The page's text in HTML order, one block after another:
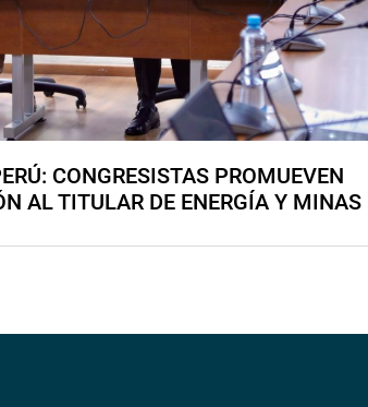
CONGRESISTAS PROMUEVEN
AL TITULAR DE ENERGÍA Y MINAS